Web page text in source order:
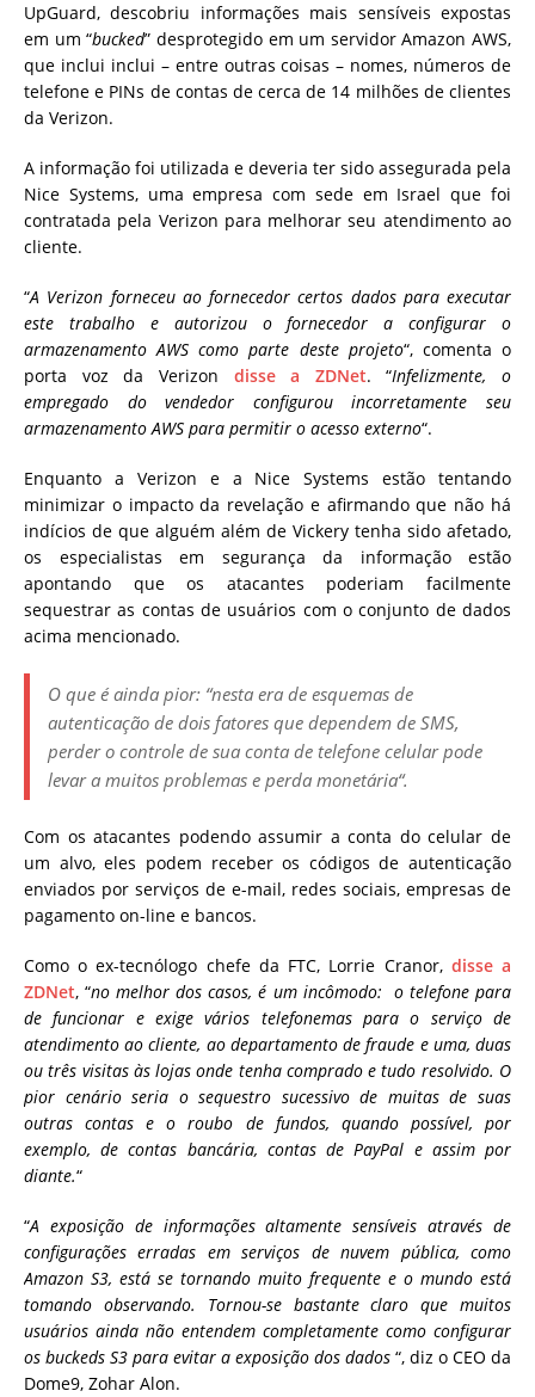
UpGuard, descobriu informações mais sensíveis expostas
em um “bucked” desprotegido em um servidor Amazon AWS,
que inclui inclui – entre outras coisas – nomes, números de
telefone e PINs de contas de cerca de 14 milhões de clientes
da Verizon.
A informação foi utilizada e deveria ter sido assegurada pela
Nice Systems, uma empresa com sede em Israel que foi
contratada pela Verizon para melhorar seu atendimento ao
cliente.
“A Verizon forneceu ao fornecedor certos dados para executar
este trabalho e autorizou o fornecedor a configurar o
armazenamento AWS como parte deste projeto“, comenta o
porta voz da Verizon disse a ZDNet. “Infelizmente, o
empregado do vendedor configurou incorretamente seu
armazenamento AWS para permitir o acesso externo“.
Enquanto a Verizon e a Nice Systems estão tentando
minimizar o impacto da revelação e afirmando que não há
indícios de que alguém além de Vickery tenha sido afetado,
os especialistas em segurança da informação estão
apontando que os atacantes poderiam facilmente
sequestrar as contas de usuários com o conjunto de dados
acima mencionado.
O que é ainda pior: “nesta era de esquemas de
autenticação de dois fatores que dependem de SMS,
perder o controle de sua conta de telefone celular pode
levar a muitos problemas e perda monetária“.
Com os atacantes podendo assumir a conta do celular de
um alvo, eles podem receber os códigos de autenticação
enviados por serviços de e-mail, redes sociais, empresas de
pagamento on-line e bancos.
Como o ex-tecnólogo chefe da FTC, Lorrie Cranor, disse a
ZDNet, “no melhor dos casos, é um incômodo: o telefone para
de funcionar e exige vários telefonemas para o serviço de
atendimento ao cliente, ao departamento de fraude e uma, duas
ou três visitas às lojas onde tenha comprado e tudo resolvido. O
pior cenário seria o sequestro sucessivo de muitas de suas
outras contas e o roubo de fundos, quando possível, por
exemplo, de contas bancária, contas de PayPal e assim por
diante.“
“A exposição de informações altamente sensíveis através de
configurações erradas em serviços de nuvem pública, como
Amazon S3, está se tornando muito frequente e o mundo está
tomando observando.
Tornou-se bastante claro que muitos
usuários ainda não entendem completamente como configurar
os buckeds S3 para evitar a exposição dos dados “, diz o CEO da
Dome9, Zohar Alon.